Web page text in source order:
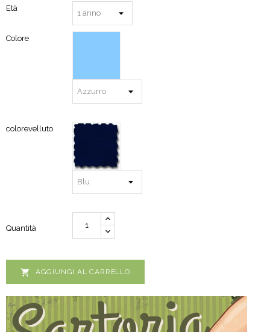
Età
Colore
colorevelluto
Quantità
 AGGIUNGI AL CARRELLO